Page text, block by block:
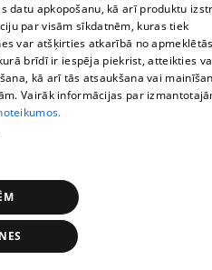
-
play Транспорт
datu apkopošanu, kā arī produktu
par visām sīkdatnēm, kuras tiek
var atšķirties atkarībā no
brīdī ir iespēja piekrist, atteikties
kā arī tās atsaukšana vai
Vairāk informācijas par